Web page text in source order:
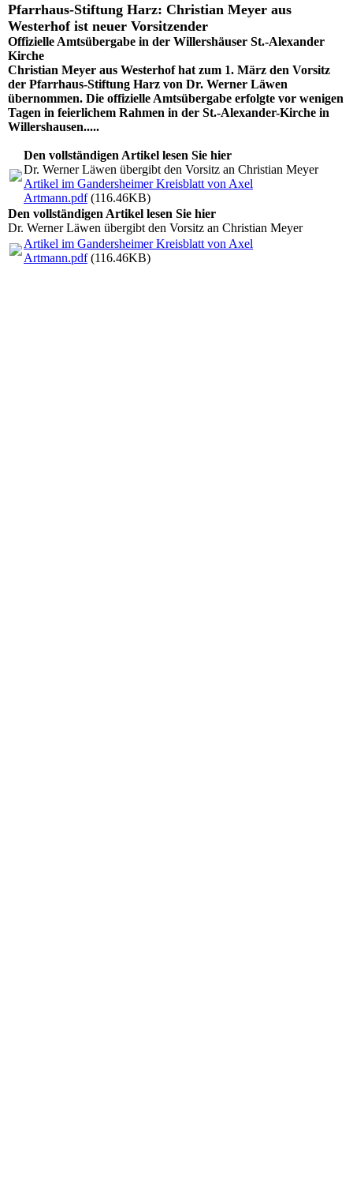
Pfarrhaus-Stiftung Harz: Christian Meyer aus
Westerhof ist neuer Vorsitzender
Offizielle Amtsübergabe in der Willershäuser St.-Alexander
Kirche
Christian Meyer aus Westerhof hat zum 1. März den Vorsitz
der Pfarrhaus-Stiftung Harz von Dr. Werner Läwen
übernommen. Die offizielle Amtsübergabe erfolgte vor wenigen
Tagen in feierlichem Rahmen in der St.-Alexander-Kirche in
Willershausen.....
Den vollständigen Artikel lesen Sie hier
Dr. Werner Läwen übergibt den Vorsitz an Christian Meyer
Artikel im Gandersheimer Kreisblatt von Axel
Artmann.pdf(116.46KB)
Den vollständigen Artikel lesen Sie hier
Dr. Werner Läwen übergibt den Vorsitz an Christian Meyer
Artikel im Gandersheimer Kreisblatt von Axel
Artmann.pdf(116.46KB)